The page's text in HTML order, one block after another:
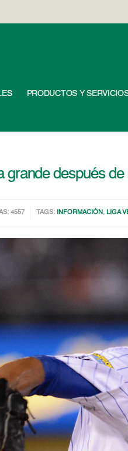
PRODUCTOS Y
grande después de
4557 TAGS: INFORMACIÓN , LIGA